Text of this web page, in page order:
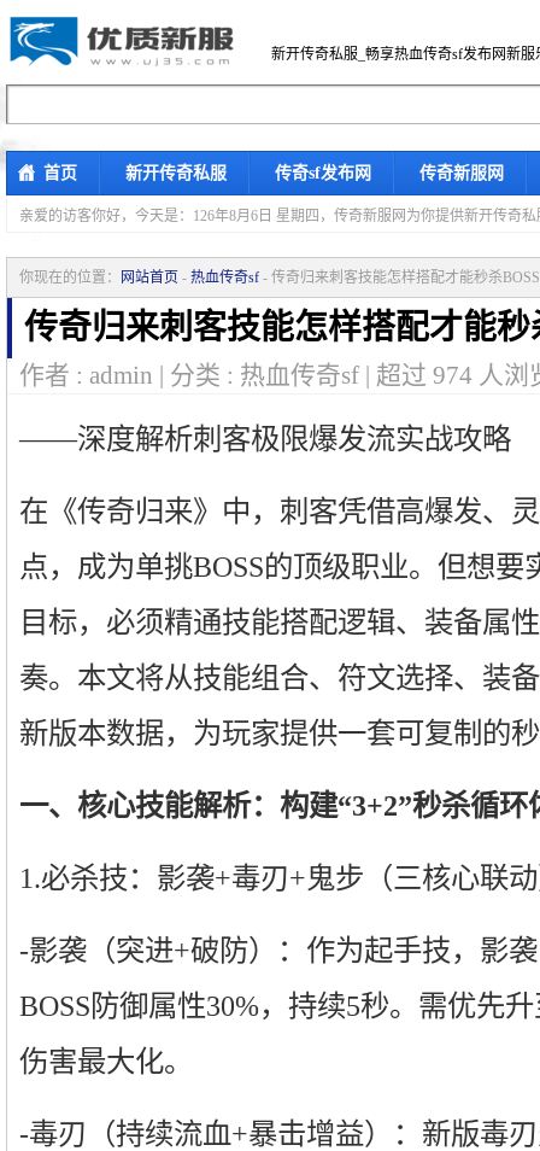
新开传奇私服_畅享热血传奇sf发布网新服
首页 新开传奇私服 传奇sf发布网 传奇新服网
亲爱的访客你好， 今天是：126年8月6日 星期四，传奇新服网为你提供新开传奇
你现在的位置： 网站首页 - 热血传奇sf - 传奇归来刺客技能怎样搭配才能秒杀
传奇归来刺客技能怎样搭配才能秒
作者 : admin | 分类 : 热血传奇sf | 超过 974 人浏
——深度解析刺客极限爆发流实战攻略
在《传奇归来》中，刺客凭借高爆发、
点，成为单挑BOSS的顶级职业。但想要
目标，必须精通技能搭配逻辑、装备属
奏。本文将从技能组合、符文选择、装
新版本数据，为玩家提供一套可复制的
一、核心技能解析：构建“3+2”秒杀循环
1.必杀技：影袭+毒刃+鬼步（三核心联
-影袭（突进+破防）：作为起手技，影
BOSS防御属性30%，持续5秒。需优先
伤害最大化。
-毒刃（持续流血+暴击增益）：新版毒